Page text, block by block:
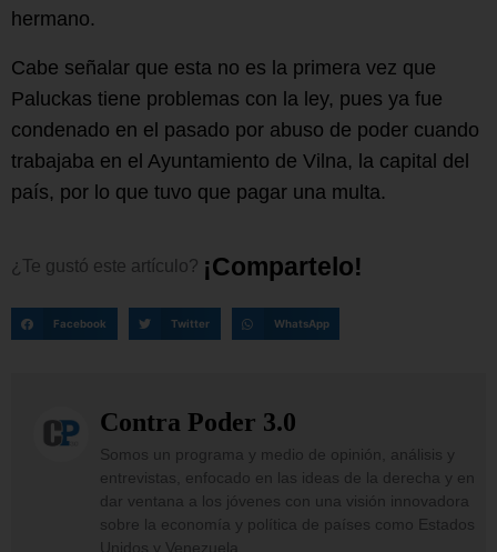
hermano.
Cabe señalar que esta no es la primera vez que
Paluckas tiene problemas con la ley, pues ya fue
condenado en el pasado por abuso de poder cuando
trabajaba en el Ayuntamiento de Vilna, la capital del
país, por lo que tuvo que pagar una multa.
¿Te gustó este artículo? ¡Compartelo!
Facebook Twitter WhatsApp
Contra Poder 3.0
Somos un programa y medio de opinión, análisis y
entrevistas, enfocado en las ideas de la derecha y en
dar ventana a los jóvenes con una visión innovadora
sobre la economía y política de países como Estados
Unidos y Venezuela.